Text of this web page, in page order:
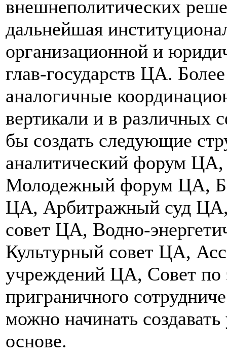
внешнеполитических
дальнейшая
организационной и
глав-государств ЦА.
аналогичные
вертикали и в
бы создать следующие
аналитический форум
Молодежный форум ЦА,
ЦА, Арбитражный суд ЦА,
совет ЦА, Водно-
Культурный совет ЦА,
учреждений ЦА, Совет
приграничного
можно начинать
основе.